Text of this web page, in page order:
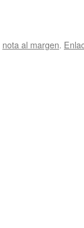
nota al margen.